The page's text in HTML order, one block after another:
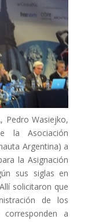
Pedro Wasiejko,
la Asociación
Argentina) a
la Asignación
sus siglas en
solicitaron que
de los
a